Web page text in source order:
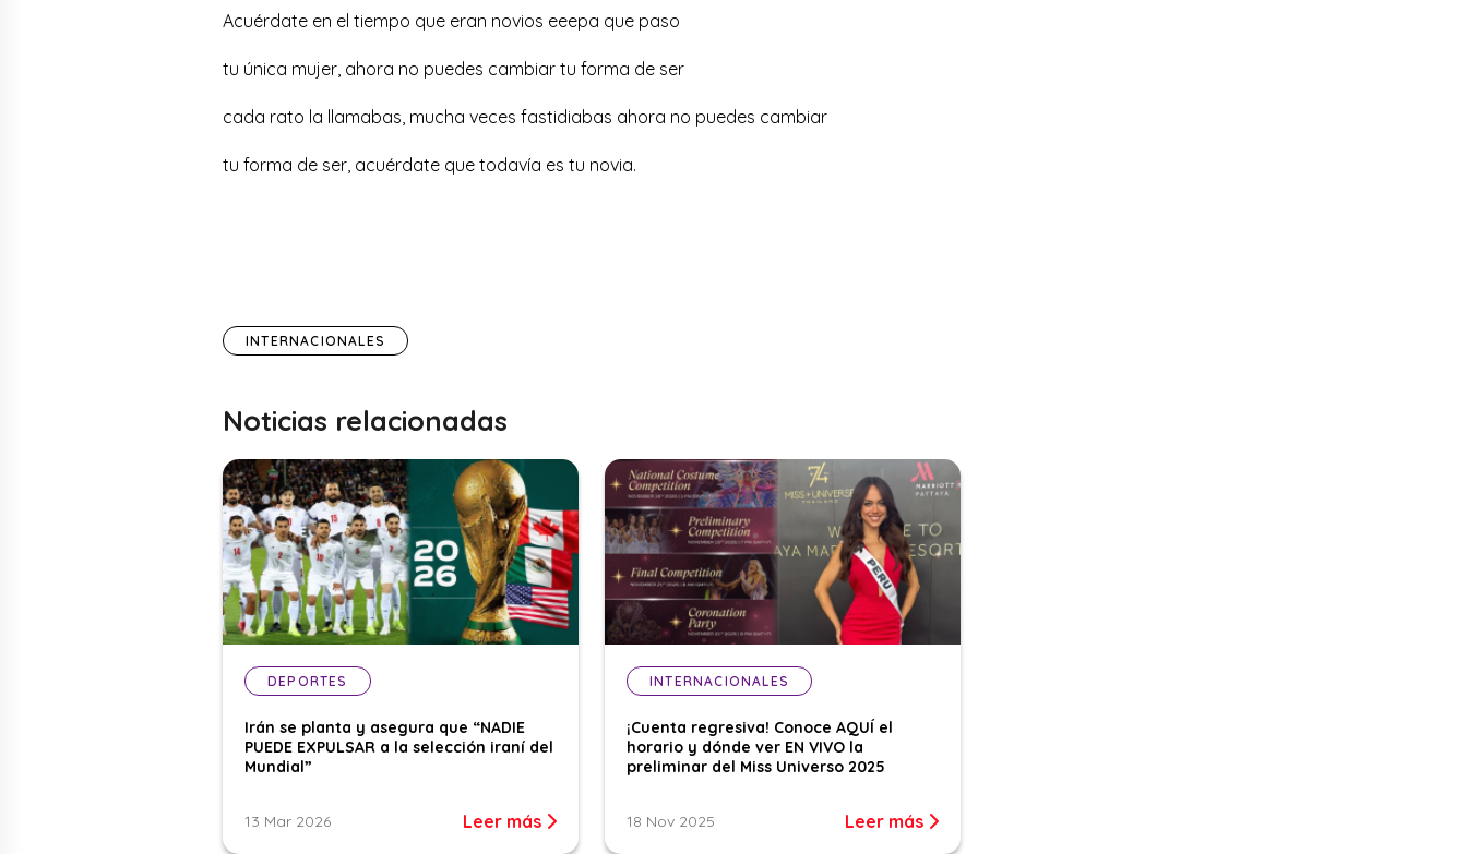
Acuérdate en el tiempo que eran novios eeepa que paso
tu única mujer, ahora no puedes cambiar tu forma de ser
cada rato la llamabas, mucha veces fastidiabas ahora no puedes cambiar
tu forma de ser, acuérdate que todavía es tu novia.
INTERNACIONALES
Noticias relacionadas
DEPORTES
Irán se planta y asegura que “NADIE
PUEDE EXPULSAR a la selección iraní del
Mundial”
13 Mar 2026 Leer más
INTERNACIONALES
¡Cuenta regresiva! Conoce AQUÍ el
horario y dónde ver EN VIVO la
preliminar del Miss Universo 2025
18 Nov 2025 Leer más